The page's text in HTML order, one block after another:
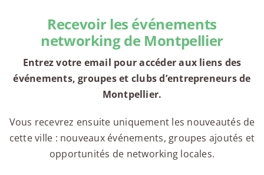
Recevoir les événements
networking de Montpellier
Entrez votre email pour accéder aux liens des
événements, groupes et clubs d’entrepreneurs de
Montpellier.
Vous recevrez ensuite uniquement les nouveautés de
cette ville : nouveaux événements, groupes ajoutés et
opportunités de networking locales.